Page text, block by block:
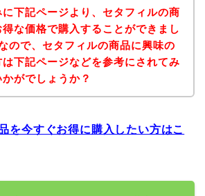
に下記ページより、セタフィルの商
得な価格で購入することができまし
ので、セタフィルの商品に興味の
は下記ページなどを参考にされてみ
がでしょうか？
を今すぐお得に購入したい方はこ